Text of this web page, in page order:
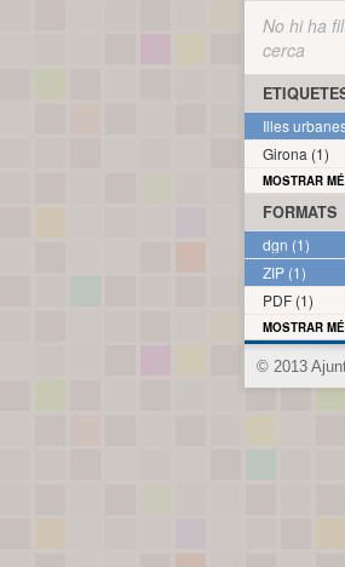
No hi ha
cerca
Illes
Girona (1)
MOSTRAR
FORMATS
dgn (1)
ZIP (1)
PDF (1)
MOSTRAR
© 2013